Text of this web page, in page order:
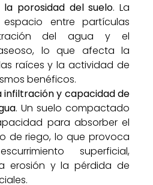
la porosidad del suelo. La
entre partículas
del agua y el
lo que afecta la
raíces y la actividad de
benéficos.
infiltración y capacidad de
. Un suelo compactado
para absorber el
de riego, lo que provoca
superficial,
erosión y la pérdida de